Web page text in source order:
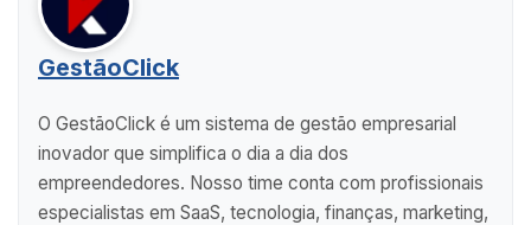
GestãoClick
O GestãoClick é um sistema de gestão empresarial
inovador que simplifica o dia a dia dos
empreendedores. Nosso time conta com profissionais
especialistas em SaaS, tecnologia, finanças, marketing,